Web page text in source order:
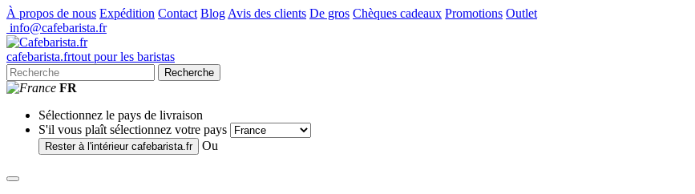
À propos de nous Expédition Contact Blog Avis des clients De gros Chèques cadeaux Promotions Outlet
info@cafebarista.fr
cafebarista.frtout pour les baristas
Recherche
FR
Sélectionnez le pays de livraison
S'il vous plaît sélectionnez votre pays
Rester à l'intérieur cafebarista.fr Ou